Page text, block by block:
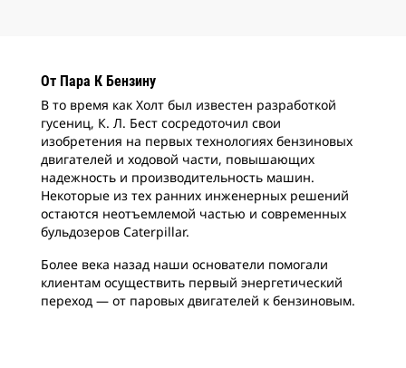
От Пара К Бензину
В то время как Холт был известен разработкой
гусениц, К. Л. Бест сосредоточил свои
изобретения на первых технологиях бензиновых
двигателей и ходовой части, повышающих
надежность и производительность машин.
Некоторые из тех ранних инженерных решений
остаются неотъемлемой частью и современных
бульдозеров Caterpillar.
Более века назад наши основатели помогали
клиентам осуществить первый энергетический
переход — от паровых двигателей к бензиновым.